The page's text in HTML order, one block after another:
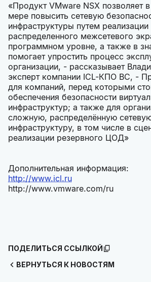
«Продукт VMware NSX позволяет
мере повысить сетевую
инфраструктуры путем реализации
распределенного межсетевого
программном уровне, а также в
помогает упростить процесс
организации, - рассказывает
эксперт компании ICL-КПО ВС, -
для компаний, перед которыми
обеспечения безопасности
инфраструктур; а также для
сложную, распределённую
инфраструктуру, в том числе в
реализации резервного ЦОД»
Дополнительная информация:
http://www.icl.ru
http://www.vmware.com/ru
ВЕРНУТЬСЯ К НОВОСТЯМ
ПОДЕЛИТЬСЯ ССЫЛКОЙ